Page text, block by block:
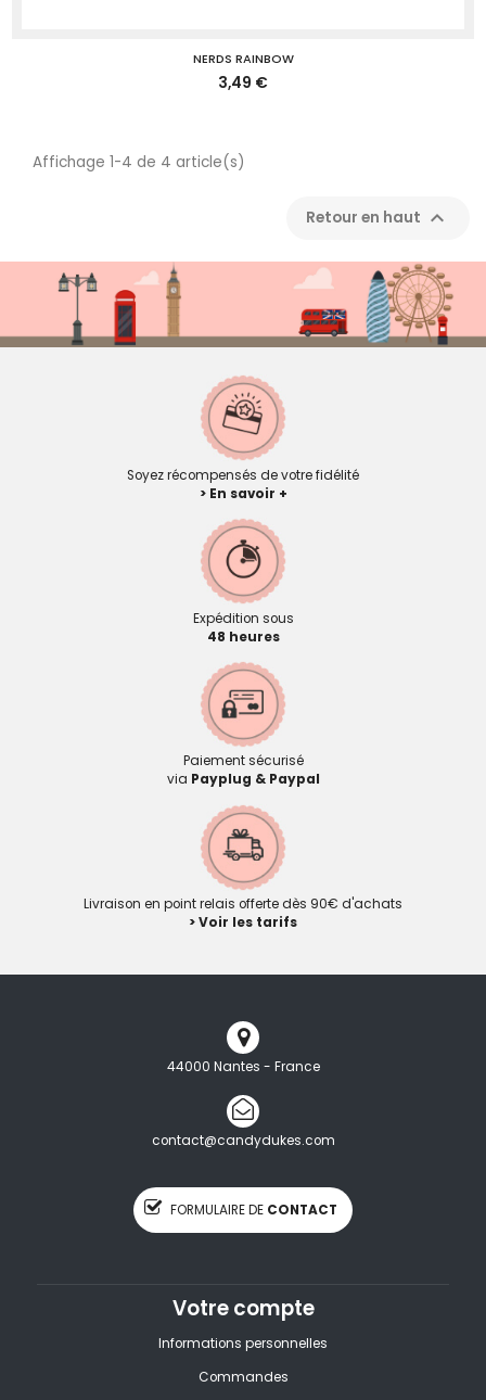
NERDS RAINBOW
3,49 €
Affichage 1-4 de 4 article(s)
Retour en haut 
Soyez récompensés de votre fidélité
> En savoir +
Expédition sous
48 heures
Paiement sécurisé
via Payplug & Paypal
Livraison en point relais offerte dès 90€ d'achats
> Voir les tarifs
44000 Nantes - France
contact@candydukes.com
FORMULAIRE DE CONTACT
Votre compte
Informations personnelles
Commandes